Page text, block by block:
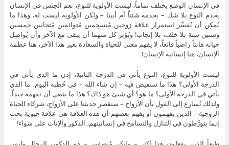
في الإنسان الوضع يختلف تماماً، ليست الأولوية للنوع، نعم الجنس في الإنسان
يخدم النوع بلا شك – يخدمه شئناً أم أبينا – ولكن الأولوية ليست له، وهذا ما
يُمكِن أن يُفسِّر استمرار علاقة زوجين مُنسجِمين مُتوائمين مُتحابين خمسين
وستين سنة بلا خلف، بلا إنجاب! ويُؤثِر كل منهما أن يبقى مع الآخر وأن يُواصِل
حياته هانئاً راضياً قانعاً، لا يفهم معنى للحياة والسعادة بغير هذا الآخر، هنا عظمة
الإنسان، هنا إنسانية الإنسان!
ليست الأولوية للنوع، النوع يأتي في الدرجة الثانية، إذن ما الذي يأتي في
الدرجة الأولى؟ هذا ما سنفيض فيه – إن شاء الله – في خُطبة اليوم، ما الذي
يأتي في الدرجة الأولى؟ ما هو؟ أي شيئ هو ذاك؟ هذا ما ينبغي أن نفهمه جيداً،
ولذلك نُسارِع إلى القول بأن الأزواج – سنقصر حديثنا على الأزواج، شركاء الحياة
الزوجية – الذين يفهمون أو يفهم بعضهم أن هذه العلاقة هي علاقة حيوية بحت
إنما يتورَّطون في التنازل والتسامح في إنسانيتهم، الذكور والإناث على سواء!